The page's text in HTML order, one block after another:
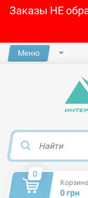
Заказы НЕ
Меню
0
0 грн